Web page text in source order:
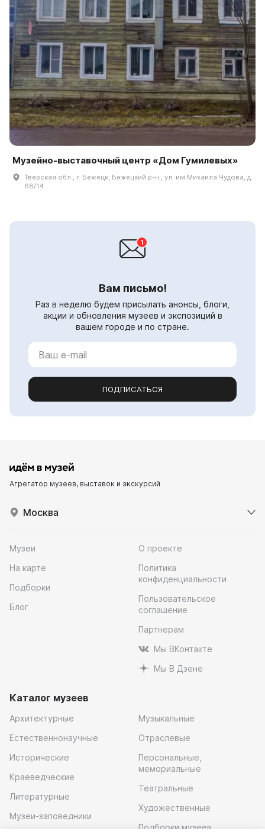
Музейно-выставочный центр «Дом Гумилевых»
Тверская обл., г. Бежецк, Бежецкий р-н., ул. им Михаила Чудова, д.
68/14
Вам письмо!
Раз в неделю будем присылать анонсы, блоги,
акции и обновления музеев и экспозиций в
вашем городе и по стране.
ПОДПИСАТЬСЯ
Агрегатор музеев, выставок и экскурсий
Москва
Музеи
На карте
Подборки
Блог
О проекте
Политика
конфиденциальности
Пользовательское
соглашение
Партнерам
Мы ВКонтакте
Мы В Дзене
Каталог музеев
Архитектурные
Естественнонаучные
Исторические
Краеведческие
Литературные
Музеи-заповедники
Музыкальные
Отраслевые
Персональные,
мемориальные
Театральные
Художественные
Подборки музеев